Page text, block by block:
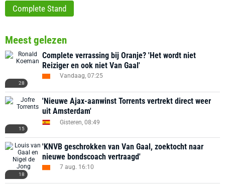
Complete Stand
Meest gelezen
28
Complete verrassing bij Oranje? 'Het wordt niet
Reiziger en ook niet Van Gaal'
Vandaag, 07:25
15
'Nieuwe Ajax-aanwinst Torrents vertrekt direct weer
uit Amsterdam'
Gisteren, 08:49
18
'KNVB geschrokken van Van Gaal, zoektocht naar
nieuwe bondscoach vertraagd'
7 aug. 16:10